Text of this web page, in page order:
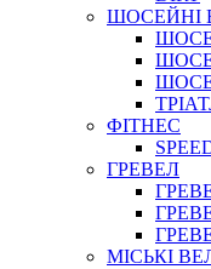
ШОСЕЙНІ
ФІТНЕС
ГРЕВЕЛ
МІСЬКІ